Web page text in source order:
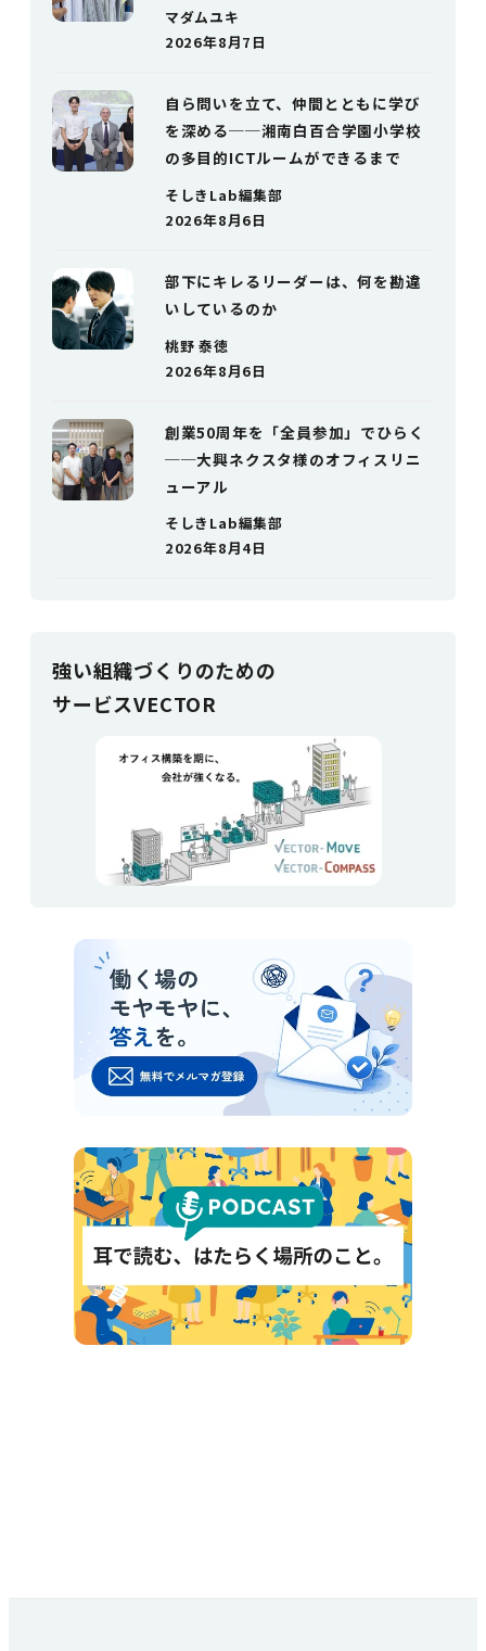
マダムユキ
2026年8月7日
自ら問いを立て、仲間とともに学び
を深める──湘南白百合学園小学校
の多目的ICTルームができるまで
そしきLab編集部
2026年8月6日
部下にキレるリーダーは、何を勘違
いしているのか
桃野 泰徳
2026年8月6日
創業50周年を「全員参加」でひらく
──大興ネクスタ様のオフィスリニ
ューアル
そしきLab編集部
2026年8月4日
強い組織づく りのための
サービスVECTOR